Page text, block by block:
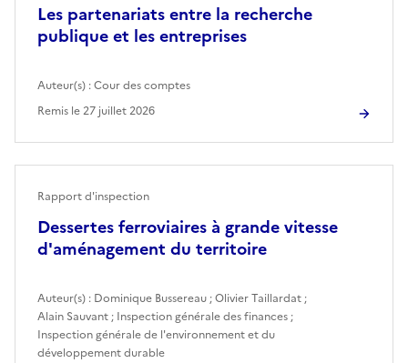
Les partenariats entre la recherche
publique et les entreprises
Auteur(s) :Cour des comptes
Remis le27 juillet 2026
Dessertes ferroviaires à grande vitesse
d'aménagement du territoire
Rapport d'inspection
Auteur(s) : Dominique Bussereau ;Olivier Taillardat ;
Alain Sauvant ; Inspection générale des finances ;
Inspection générale de l'environnement et du
développement durable